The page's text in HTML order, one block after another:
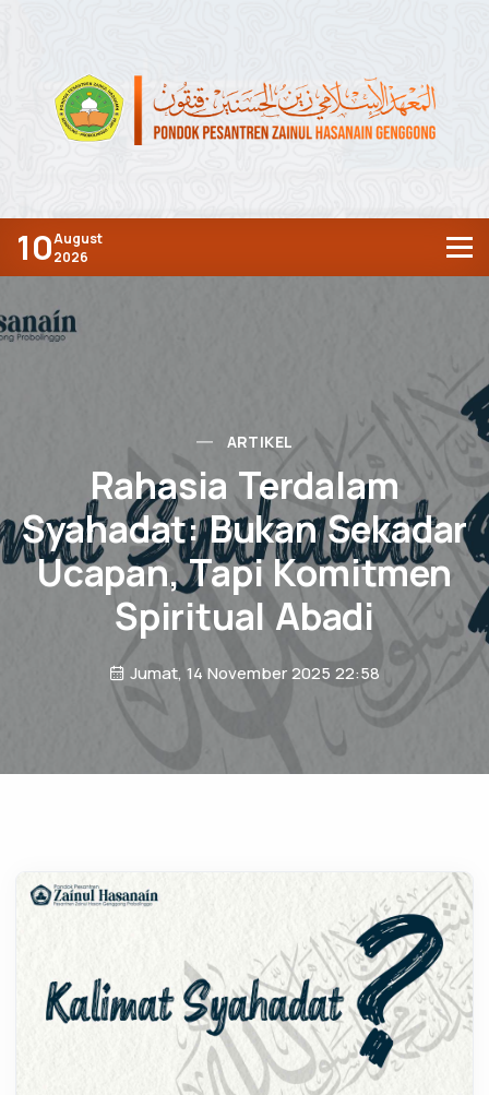
10August
2026
ARTIKEL
Rahasia Terdalam
Syahadat: Bukan Sekadar
Ucapan, Tapi Komitmen
Spiritual Abadi
Jumat, 14 November 2025 22:58